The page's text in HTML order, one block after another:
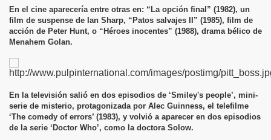
En el cine aparecería entre otras en: “La opción final” (1982), un
film de suspense de Ian Sharp, “Patos salvajes II” (1985), film de
acción de Peter Hunt, o “Héroes inocentes” (1988), drama bélico de
Menahem Golan.
En la televisión salió en dos episodios de ‘Smiley's people’, mini-
serie de misterio, protagonizada por Alec Guinness, el telefilme
‘The comedy of errors’ (1983), y volvió a aparecer en dos episodios
de la serie ‘Doctor Who’, como la doctora Solow.